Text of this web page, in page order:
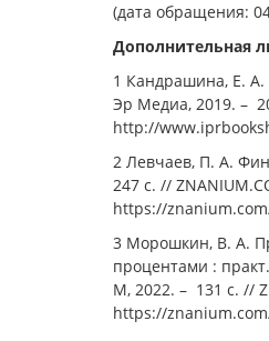
(дата обращения:
Дополнительная
1 Кандрашина, Е.
Эр Медиа, 2019. –
http://
2 Левчаев, П. А.
247 с. //
https://
3 Морошкин, В. А.
процентами :
М, 2022. – 131 с. //
https://